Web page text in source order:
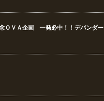
ＯＶＡ企画 一発必中！！デバンダー